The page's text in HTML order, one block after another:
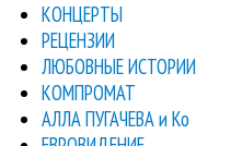
КОНЦЕРТЫ
РЕЦЕНЗИИ
ЛЮБОВНЫЕ ИСТОРИИ
КОМПРОМАТ
АЛЛА ПУГАЧЕВА и Ко